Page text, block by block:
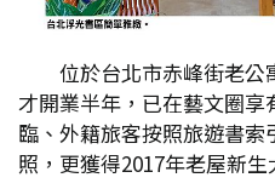
位於台北市赤峰街老公
才開業半年，已在藝文圈
臨、外籍旅客按照旅遊書
照，更獲得2017年老屋新生